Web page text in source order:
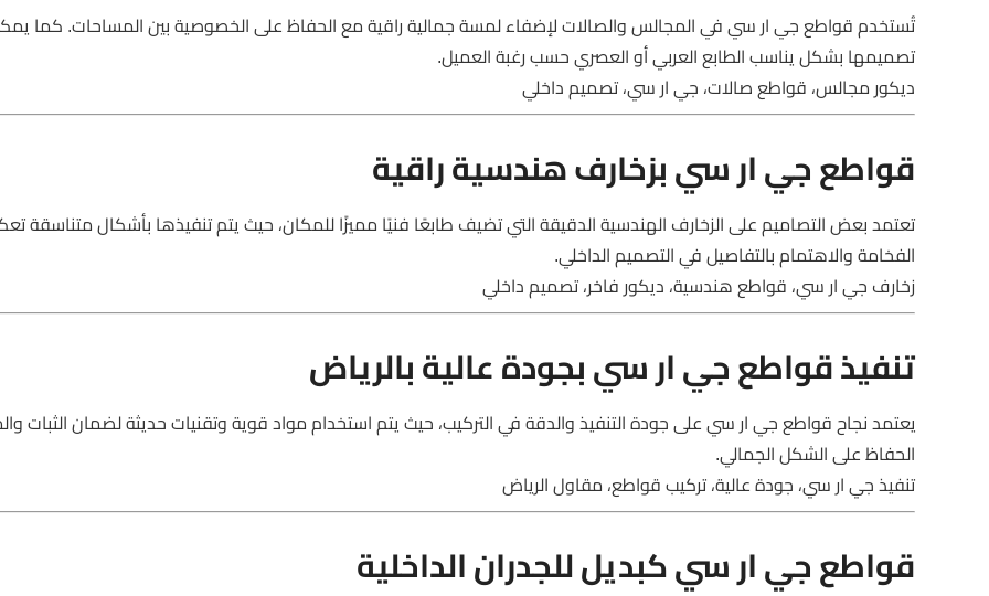
تُستخدم قواطع جي ار سي في المجالس والصالات لإضفاء لمسة جمالية راقية مع الحفاظ على الخصوصية بين المساحات. كما
تصميمها بشكل يناسب الطابع العربي أو العصري حسب رغبة العميل.
ديكور مجالس، قواطع صالات، جي ار سي، تصميم داخلي
قواطع جي ار سي بزخارف هندسية راقية
تعتمد بعض التصاميم على الزخارف الهندسية الدقيقة التي تضيف طابعًا فنيًا مميزًا للمكان، حيث يتم تنفيذها بأشكال متناسقة
الفخامة والاهتمام بالتفاصيل في التصميم الداخلي.
زخارف جي ار سي، قواطع هندسية، ديكور فاخر، تصميم داخلي
تنفيذ قواطع جي ار سي بجودة عالية بالرياض
يعتمد نجاح قواطع جي ار سي على جودة التنفيذ والدقة في التركيب، حيث يتم استخدام مواد قوية وتقنيات حديثة لضمان الثبات
الحفاظ على الشكل الجمالي.
تنفيذ جي ار سي، جودة عالية، تركيب قواطع، مقاول الرياض
قواطع جي ار سي كبديل للجدران الداخلية